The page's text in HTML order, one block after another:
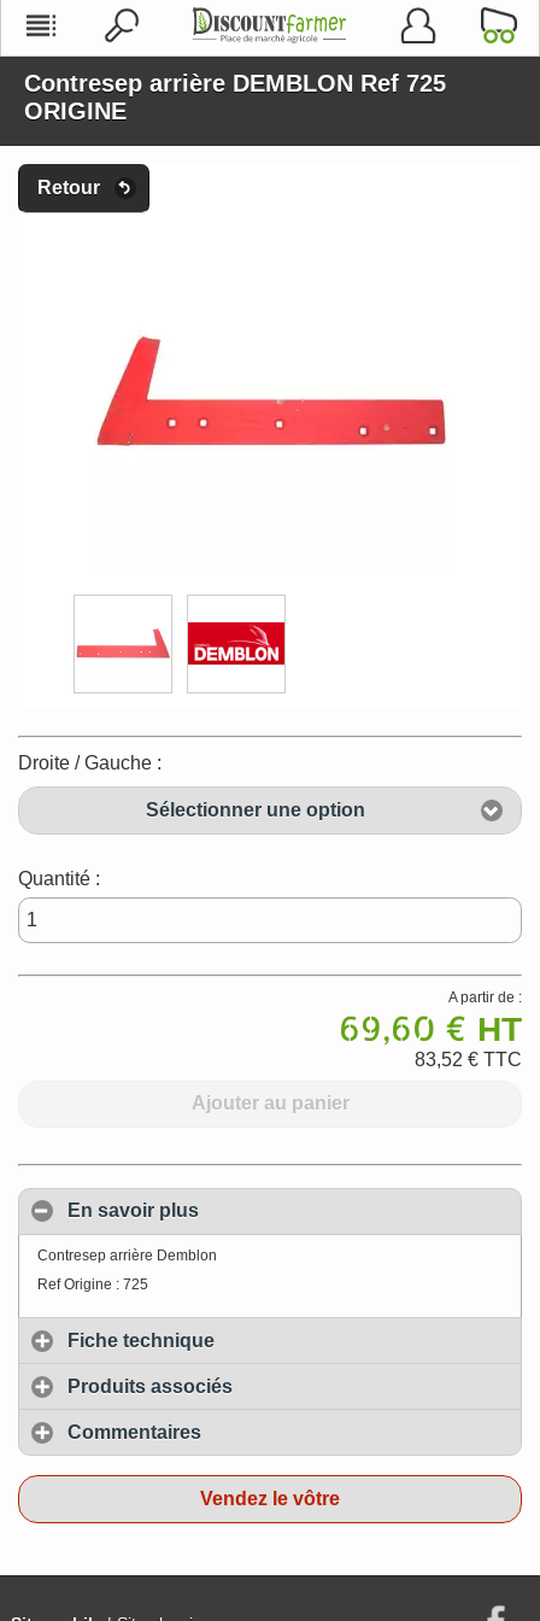
Contresep arrière DEMBLON Ref 725
ORIGINE
Retour
Droite / Gauche :
Sélectionner une option
Quantité :
A partir de :
69,60 € HT
83,52 € TTC
Ajouter au panier
En savoir plus
Contresep arrière Demblon
Ref Origine : 725
Fiche technique
Produits associés
Commentaires
Vendez le vôtre